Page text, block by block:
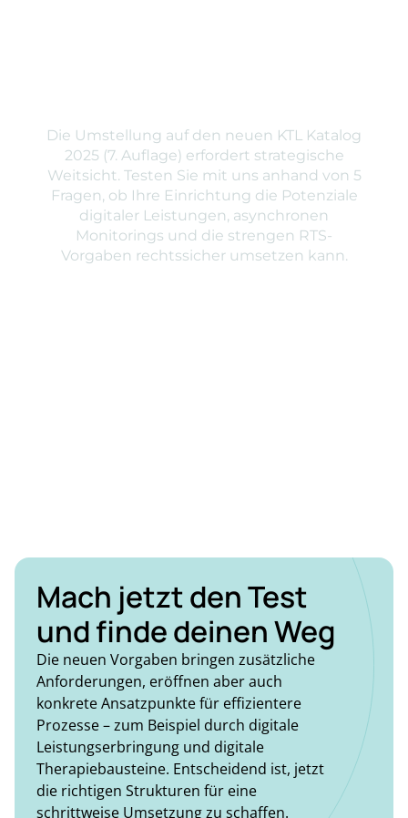
Mach jetzt den Test
und finde deinen Weg
Die neuen Vorgaben bringen zusätzliche
Anforderungen, eröffnen aber auch
konkrete Ansatzpunkte für effizientere
Prozesse – zum Beispiel durch digitale
Leistungserbringung und digitale
Therapiebausteine. Entscheidend ist, jetzt
die richtigen Strukturen für eine
schrittweise Umsetzung zu schaffen.